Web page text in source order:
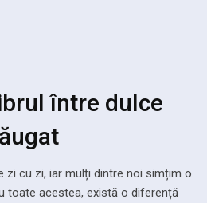
între dulce
zi cu zi, iar mulți dintre noi simțim o
toate acestea, există o diferență